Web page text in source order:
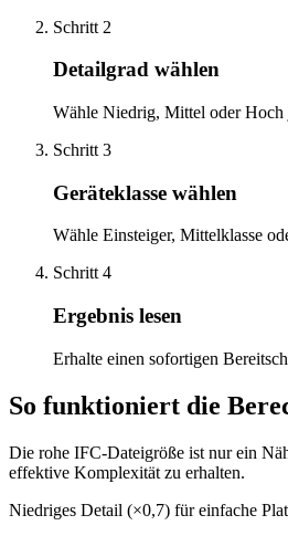
Schritt 2
Detailgrad wählen
Wähle Niedrig, Mittel oder
Schritt 3
Geräteklasse wählen
Wähle Einsteiger, Mittelklasse
Schritt 4
Ergebnis lesen
Erhalte einen sofortigen
So funktioniert die
Die rohe IFC-Dateigröße ist nur ein
effektive Komplexität zu erhalten.
Niedriges Detail (×0,7) für einfache